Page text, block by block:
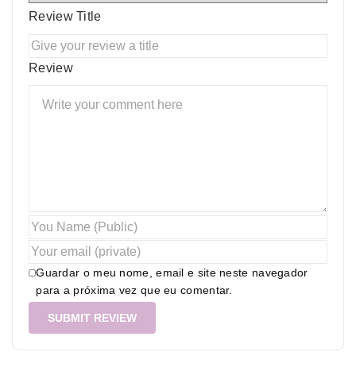
Review Title
Review
Guardar o meu nome, email e site neste navegador
para a próxima vez que eu comentar.